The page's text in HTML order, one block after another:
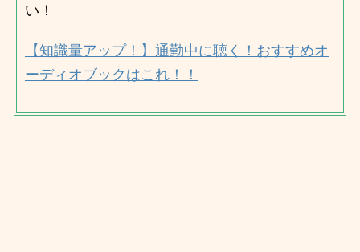
い！
【知識量アップ！】通勤中に聴く！おすすめオ
ーディオブックはこれ！！